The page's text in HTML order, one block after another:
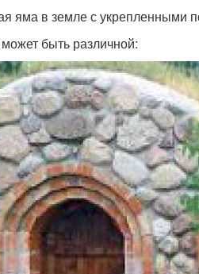
яма в земле с укрепленными
быть различной: